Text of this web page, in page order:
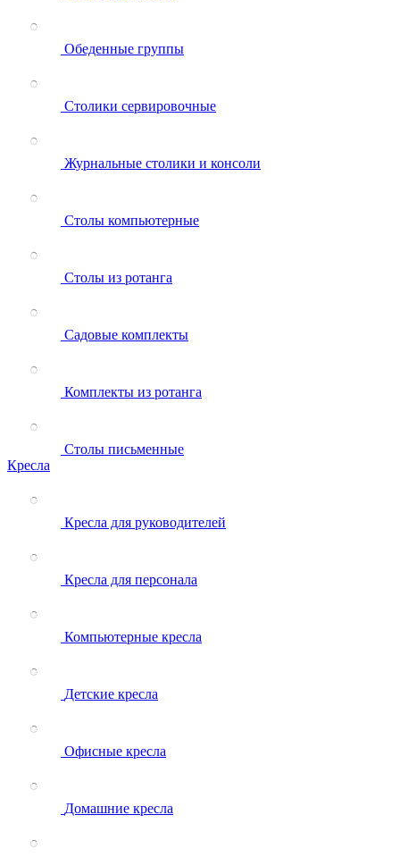
Обеденные группы
Столики сервировочные
Журнальные столики и консоли
Столы компьютерные
Столы из ротанга
Садовые комплекты
Комплекты из ротанга
Столы письменные
Кресла
Кресла для руководителей
Кресла для персонала
Компьютерные кресла
Детские кресла
Офисные кресла
Домашние кресла